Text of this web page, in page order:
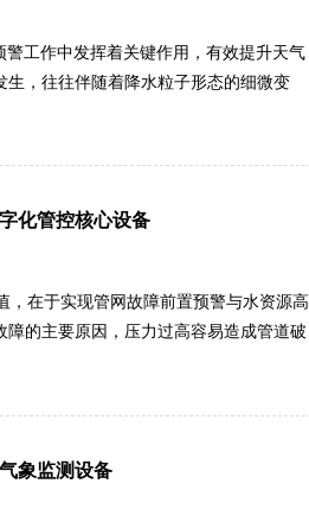
碎片化、高危时段无法进场检测的各类
程可控。.....
工作中发挥着关键作用，有效提升天气
，往往伴随着降水粒子形态的细微变
。针对大雾、弱降水、短时强降雨、冻
害带来的各类损失。.....
化管控核心设备
，在于实现管网故障前置预警与水资源高
的主要原因，压力过高容易造成管道破
助运维人员第一时间定位故障点位、排
水损耗与抢修成本，有效保障全域供水
象监测设备